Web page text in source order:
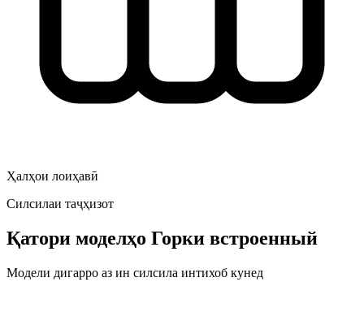
Ҳалҳои лоиҳавӣ
Силсилаи таҷҳизот
Қатори моделҳо Горки встроенный
Модели дигарро аз ин силсила интихоб кунед